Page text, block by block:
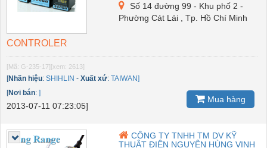
Số 14 đường 99 - Khu phố 2 -
Phường Cát Lái , Tp. Hồ Chí Minh
CONTROLER
[Mã: G-235-17][xem: 2613]
[Nhãn hiệu: SHIHLIN - Xuất xứ: TAIWAN]
[Nơi bán: ]
2013-07-11 07:23:05]
Mua hàng
CÔNG TY TNHH TM DV KỸ
THUẬT ĐIỆN NGUYÊN HÙNG VINH